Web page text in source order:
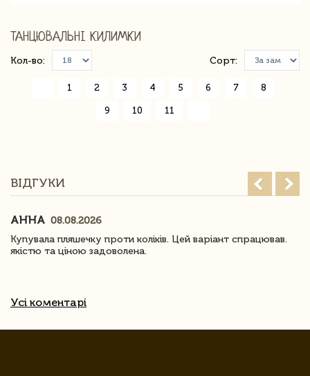
ТАНЦЮВАЛЬНІ КИЛИМКИ
Кол-во: Сорт:
1 2 3 4 5 6 7 8
9 10 11
ВІДГУКИ
АННА 08.08.2026
Купувала пляшечку проти коліків. Цей варіант спрацював.
якістю та ціною задоволена.
Усі коментарі